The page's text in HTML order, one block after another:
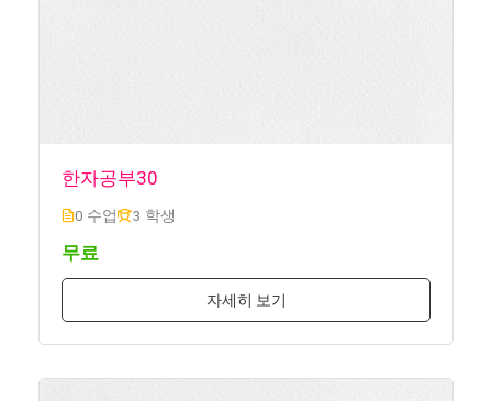
한자공부30
0 수업 3 학생
무료
자세히 보기